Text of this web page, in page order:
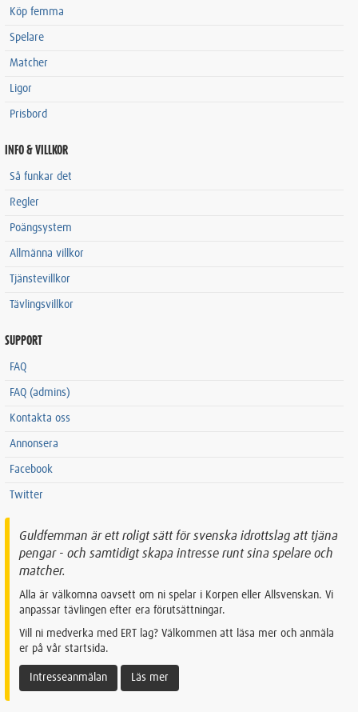
Köp femma
Spelare
Matcher
Ligor
Prisbord
INFO & VILLKOR
Så funkar det
Regler
Poängsystem
Allmänna villkor
Tjänstevillkor
Tävlingsvillkor
SUPPORT
FAQ
FAQ (admins)
Kontakta oss
Annonsera
Facebook
Twitter
Guldfemman är ett roligt sätt för svenska idrottslag att tjäna
pengar - och samtidigt skapa intresse runt sina spelare och
matcher.
Alla är välkomna oavsett om ni spelar i Korpen eller Allsvenskan. Vi
anpassar tävlingen efter era förutsättningar.
Vill ni medverka med ERT lag? Välkommen att läsa mer och anmäla
er på vår startsida.
Intresseanmälan Läs mer